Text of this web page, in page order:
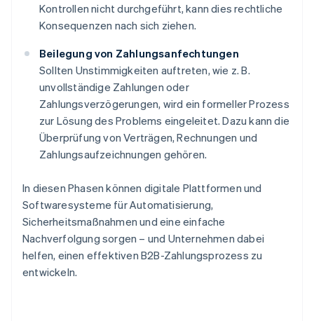
Kontrollen nicht durchgeführt, kann dies rechtliche
Konsequenzen nach sich ziehen.
Beilegung von Zahlungsanfechtungen
Sollten Unstimmigkeiten auftreten, wie z. B.
unvollständige Zahlungen oder
Zahlungsverzögerungen, wird ein formeller Prozess
zur Lösung des Problems eingeleitet. Dazu kann die
Überprüfung von Verträgen, Rechnungen und
Zahlungsaufzeichnungen gehören.
In diesen Phasen können digitale Plattformen und
Softwaresysteme für Automatisierung,
Sicherheitsmaßnahmen und eine einfache
Nachverfolgung sorgen – und Unternehmen dabei
helfen, einen effektiven B2B-Zahlungsprozess zu
entwickeln.